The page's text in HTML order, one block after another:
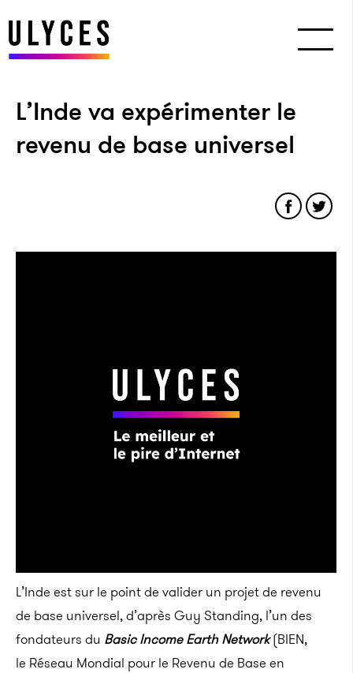
L’Inde va expérimenter le
revenu de base universel
L’Inde est sur le point de valider un projet de revenu
de base universel, d’après Guy Standing, l’un des
fondateurs du Basic Income Earth Network(BIEN,
le Réseau Mondial pour le Revenu de Base en